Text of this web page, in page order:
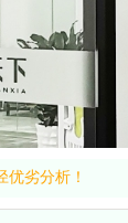
优劣分析！